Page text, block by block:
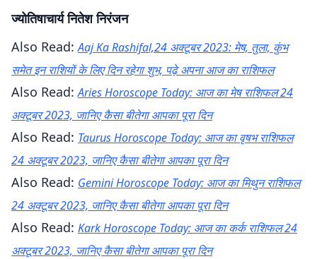
ज्योतिषाचार्य नितेश निरंजन
Also Read:Aaj Ka Rashifal,24 अक्टूबर 2023: मेष, तुला, कुंभ
समेत इन राशियों के लिए दिन रहेगा शुभ, पढ़े अपना आज का राशिफल
Also Read:Aries Horoscope Today: आज का मेष राशिफल 24
अक्टूबर 2023, जानिए कैसा बीतेगा आपका पूरा दिन
Also Read: Taurus Horoscope Today: आज का वृषभ राशिफल
24 अक्टूबर 2023, जानिए कैसा बीतेगा आपका पूरा दिन
Also Read: Gemini Horoscope Today: आज का मिथुन राशिफल
24 अक्टूबर 2023, जानिए कैसा बीतेगा आपका पूरा दिन
Also Read: Kark Horoscope Today: आज का कर्क राशिफल 24
अक्टूबर 2023, जानिए कैसा बीतेगा आपका पूरा दिन